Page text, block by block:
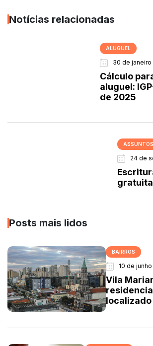
Notícias relacionadas
ALUGUEL
30 de janeiro
Cálculo
aluguel:
de 2025
24 de
Posts mais lidos
BAIRROS
10 de
Vila
localizado